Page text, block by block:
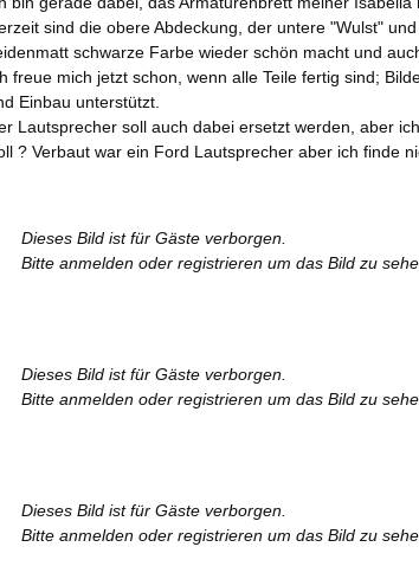
sind die obere Abdeckung, der untere "Wulst"
schwarze Farbe wieder schön macht und
freue mich jetzt schon, wenn alle Teile fertig sind;
Einbau unterstützt.
Lautsprecher soll auch dabei ersetzt werden, aber
? Verbaut war ein Ford Lautsprecher aber ich finde
Dieses Bild ist für Gäste verborgen.
Bitte anmelden oder registrieren um das Bild zu
Dieses Bild ist für Gäste verborgen.
Bitte anmelden oder registrieren um das Bild zu
Dieses Bild ist für Gäste verborgen.
Bitte anmelden oder registrieren um das Bild zu